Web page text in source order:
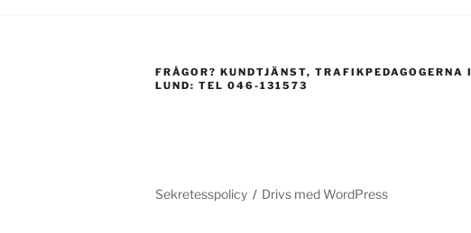
FRÅGOR? KUNDTJÄNST, TRAFIKPEDAGOGERNA I
LUND: TEL 046-131573
Sekretesspolicy Drivs med WordPress